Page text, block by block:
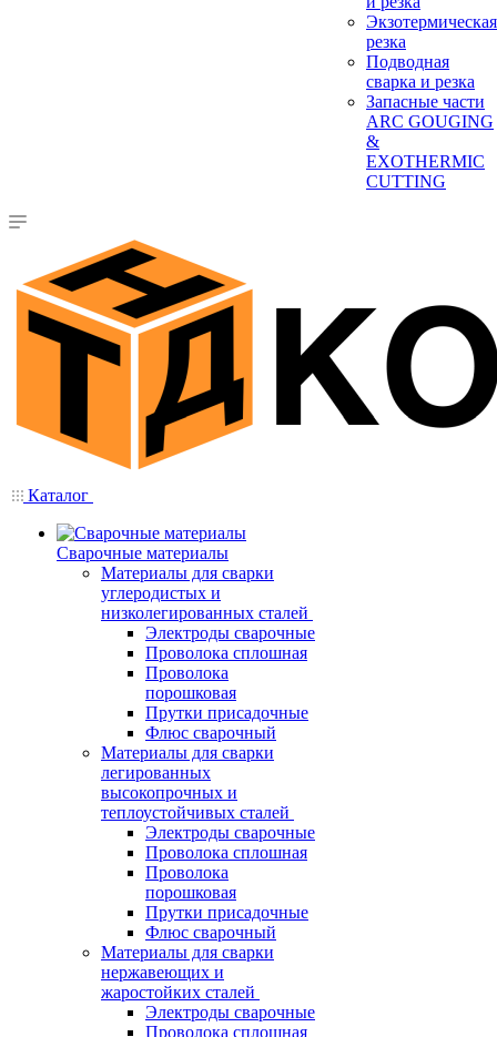
Экзотермическая
резка
Подводная
сварка и резка
Запасные части
ARC GOUGING
&
EXOTHERMIC
CUTTING
Каталог
Сварочные материалы
Материалы для сварки
углеродистых и
низколегированных сталей
Электроды сварочные
Проволока сплошная
Проволока
порошковая
Прутки присадочные
Флюс сварочный
Материалы для сварки
легированных
высокопрочных и
теплоустойчивых сталей
Электроды сварочные
Проволока сплошная
Проволока
порошковая
Прутки присадочные
Флюс сварочный
Материалы для сварки
нержавеющих и
жаростойких сталей
Электроды сварочные
Проволока сплошная